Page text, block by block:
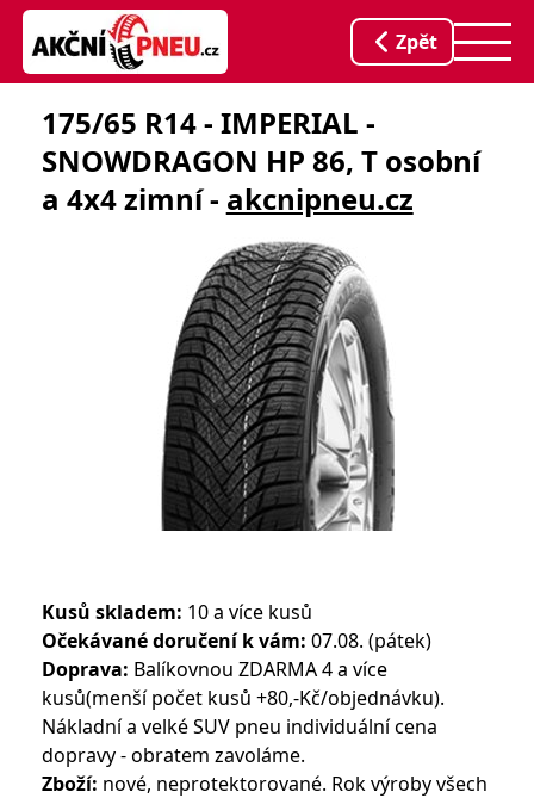
Zpět
175/65 R14 - IMPERIAL -
SNOWDRAGON HP 86, T osobní
a 4x4 zimní - akcnipneu.cz
Kusů skladem: 10 a více kusů
Očekávané doručení k vám: 07.08. (pátek)
Doprava: Balíkovnou ZDARMA 4 a více
kusů(menší počet kusů +80,-Kč/objednávku).
Nákladní a velké SUV pneu individuální cena
dopravy - obratem zavoláme.
Zboží: nové, neprotektorované. Rok výroby všech